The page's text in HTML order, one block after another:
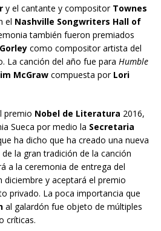
y el cantante y compositor Townes
el Nashville Songwriters Hall of
también fueron premiados
como compositor artista del
La canción del año fue para Humble
McGraw compuesta porLori
premio Nobel de Literatura 2016,
Sueca por medio la Secretaria
ha dicho que ha creado una nueva
la gran tradición de la canción
a la ceremonia de entrega del
diciembre y aceptará el premio
privado. La poca importancia que
al galardón fue objeto de múltiples
críticas.